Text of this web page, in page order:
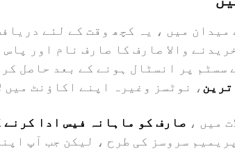
میدان میں ، یہ کچھ وقت کے لئے
والا صارف کا صارف نام اور
سسٹم پر انسٹال ہونے کے بعد حاصل
، نوٹسز وغیرہ اپنے اکاؤنٹ میں
میں ، صارف کو ماہانہ فیس ادا
سروسز کی طرح ، لیکن جب آپ